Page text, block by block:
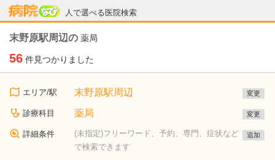
人で選べる医院検索
病院なび
末野原駅周辺の 薬局
56 件見つかりました
エリア/駅 末野原駅周辺 変更
診療科目 薬局 変更
詳細条件
(未指定)フリーワード、予約、専門、症状など
で検索できます
追加